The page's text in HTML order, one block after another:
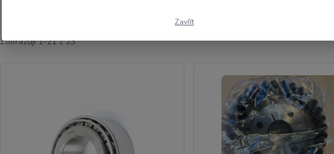
Zobrazuji 1-21 z 23
Zavřít